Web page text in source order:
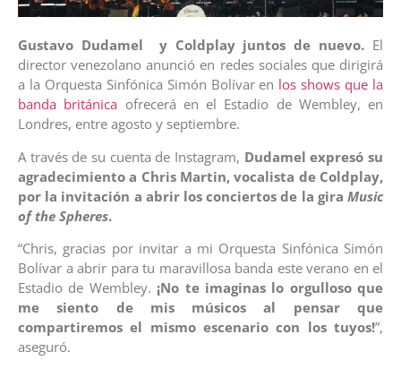
Gustavo Dudamel y Coldplay juntos de nuevo. El
director venezolano anunció en redes sociales que dirigirá
a la Orquesta Sinfónica Simón Bolívar en los shows que la
banda británica ofrecerá en el Estadio de Wembley, en
Londres, entre agosto y septiembre.
A través de su cuenta de Instagram, Dudamel expresó su
agradecimiento a Chris Martin, vocalista de Coldplay,
por la invitación a abrir los conciertos de la gira Music
of the Spheres.
“Chris, gracias por invitar a mi Orquesta Sinfónica Simón
Bolívar a abrir para tu maravillosa banda este verano en el
Estadio de Wembley. ¡No te imaginas lo orgulloso que
me siento de mis músicos al pensar que
compartiremos el mismo escenario con los tuyos!”,
aseguró.